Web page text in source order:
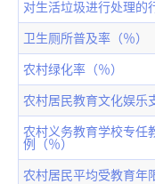
对生活垃圾进行处理的
卫生厕所普及率（％）
农村绿化率（％）
农村居民教育文化娱乐
农村义务教育学校专任
例（％）
农村居民平均受教育年